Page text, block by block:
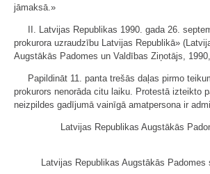
jāmaksā.»
II. Latvijas Republikas 1990. gada 26.
prokurora uzraudzību Latvijas Republikā»
Augstākās Padomes un Valdības Ziņotājs,
Papildināt 11. panta trešās daļas pirmo
prokurors nenorāda citu laiku. Protestā izteikto
neizpildes gadījumā vainīgā amatpersona ir
Latvijas Republikas Augstākās
Latvijas Republikas Augstākās